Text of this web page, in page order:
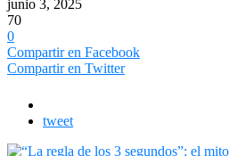
junio 3, 2025
70
0
Compartir en Facebook
Compartir en Twitter
tweet